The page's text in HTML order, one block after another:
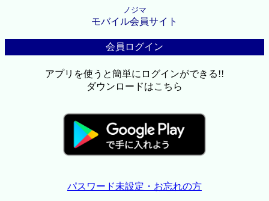
ノジマ
モバイル会員サイト
会員ログイン
アプリを使うと簡単にログインができる!!
ダウンロードはこちら
パスワード未設定・お忘れの方